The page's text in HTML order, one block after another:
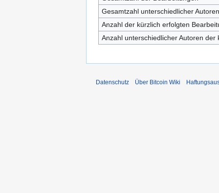
Gesamtzahl unterschiedlicher Autoren
Anzahl der kürzlich erfolgten
Anzahl unterschiedlicher Autoren
Datenschutz Über Bitcoin Wiki